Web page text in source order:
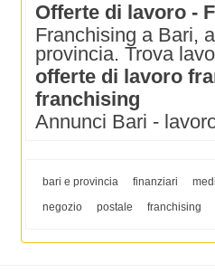
Offerte di lavoro -
Franchising a Bari,
provincia. Trova
offerte di lavoro
franchising
Annunci Bari -
bari e provincia finanziari
negozio
postale franchising